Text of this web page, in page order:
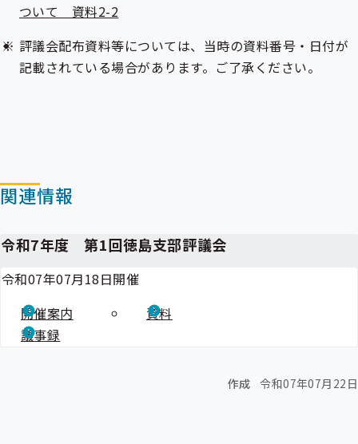
ついて 資料2-2
評議会配布資料等については、当時の資料番号・日付が
記載されている場合があります。ご了承ください。
関連情報
令和7年度 第1回徳島支部評議会
令和07年07月18日開催
開催案内
資料
議事録
作成 令和07年07月22日